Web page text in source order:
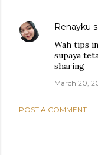
Renayku
Wah tips
supaya
sharing
March 20,
POST A COMMENT